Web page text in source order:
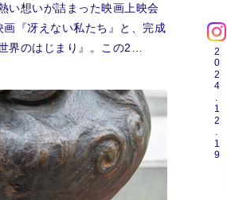
い想いが詰まった映画上映会
『冴えない私たち』と、完成
界のはじまり』。この2…
2024.12.19